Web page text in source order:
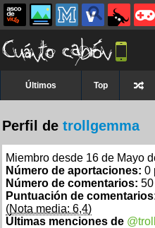
Últimos Top
Perfil de trollgemma
Miembro desde 16 de Mayo
Número de aportaciones: 0
Número de comentarios: 50
Puntuación de
(Nota media: 6,4)
Últimas menciones de